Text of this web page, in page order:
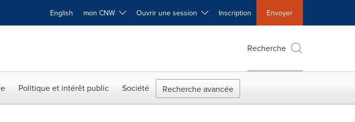
English mon CNW Ouvrir une session Inscription Envoyer
Recherche
Politique et intérêt public Société Recherche avancée